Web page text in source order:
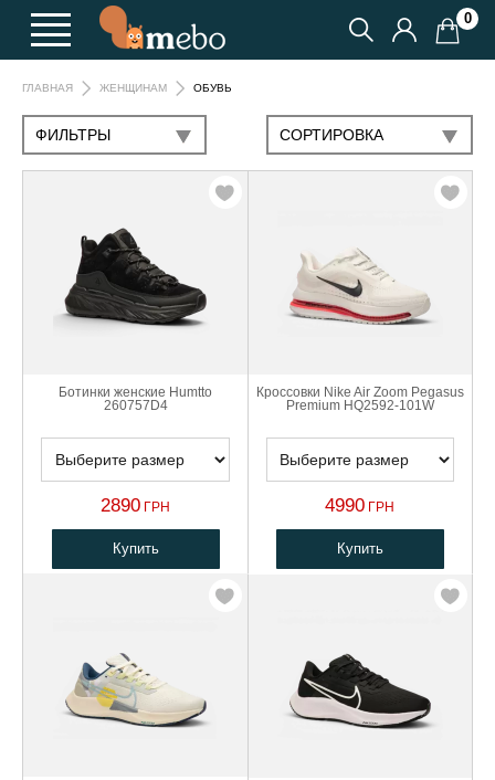
0
ГЛАВНАЯ ЖЕНЩИНАМ ОБУВЬ
ФИЛЬТРЫ CОРТИРОВКА
Ботинки женские Humtto
260757D4
2890 ГРН
Купить
Кроссовки Nike Air Zoom Pegasus
Premium HQ2592-101W
4990 ГРН
Купить